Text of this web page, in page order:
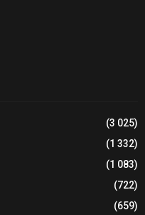
(3 025)
(1 332)
(1 083)
(722)
(659)